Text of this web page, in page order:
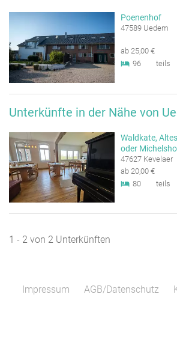
Poenenhof
47589 Uedem
ab 25,00 €
96
teils
Unterkünfte in der Nähe von
Waldkate,
oder
47627 Kevelaer
ab 20,00 €
80
teils
1 - 2 von 2 Unterkünften
Impressum AGB/Datenschutz